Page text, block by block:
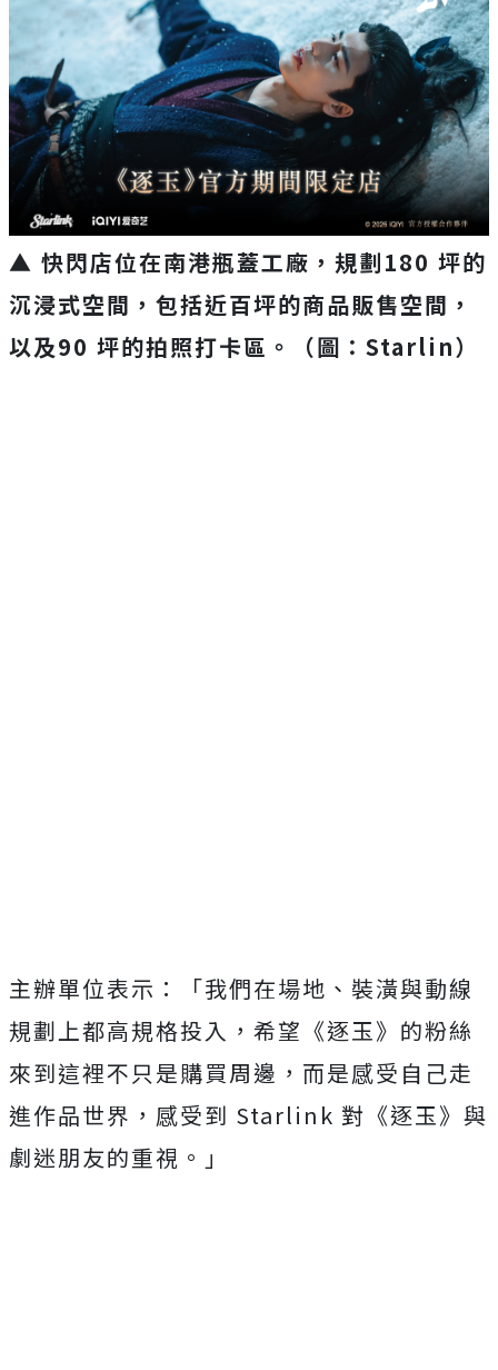
▲ 快閃店位在南港瓶蓋工廠，規劃180 坪的
沉浸式空間，包括近百坪的商品販售空間，
以及90 坪的拍照打卡區。（圖：Starlin）
主辦單位表示：「我們在場地、裝潢與動線
規劃上都高規格投入，希望《逐玉》的粉絲
來到這裡不只是購買周邊，而是感受自己走
進作品世界，感受到 Starlink 對《逐玉》與
劇迷朋友的重視。」